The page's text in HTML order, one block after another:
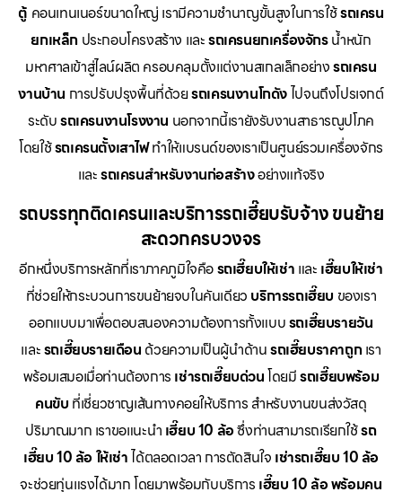
ตู้ คอนเทนเนอร์ขนาดใหญ่ เรามีความชำนาญขั้นสูงในการใช้รถเครน
ยกเหล็ก ประกอบโครงสร้าง และรถเครนยกเครื่องจักรน้ำหนัก
มหาศาลเข้าสู่ไลน์ผลิต ครอบคลุมตั้งแต่งานสเกลเล็กอย่างรถเครน
งานบ้าน การปรับปรุงพื้นที่ด้วยรถเครนงานโกดังไปจนถึงโปรเจกต์
ระดับรถเครนงานโรงงาน นอกจากนี้เรายังรับงานสาธารณูปโภค
โดยใช้รถเครนตั้งเสาไฟทำให้แบรนด์ของเราเป็นศูนย์รวมเครื่องจักร
และรถเครนสำหรับงานก่อสร้างอย่างแท้จริง
รถบรรทุกติดเครนและบริการรถเฮี๊ยบรับจ้าง ขนย้าย
สะดวกครบวงจร
อีกหนึ่งบริการหลักที่เราภาคภูมิใจคือรถเฮี๊ยบให้เช่า และ เฮี๊ยบให้เช่า
ที่ช่วยให้กระบวนการขนย้ายจบในคันเดียว บริการรถเฮี๊ยบ ของเรา
ออกแบบมาเพื่อตอบสนองความต้องการทั้งแบบรถเฮี๊ยบรายวัน
และรถเฮี๊ยบรายเดือน ด้วยความเป็นผู้นำด้านรถเฮี๊ยบราคาถูกเรา
พร้อมเสมอเมื่อท่านต้องการ เช่ารถเฮี๊ยบด่วนโดยมีรถเฮี๊ยบพร้อม
คนขับ ที่เชี่ยวชาญเส้นทางคอยให้บริการ สำหรับงานขนส่งวัสดุ
ปริมาณมาก เราขอแนะนำ เฮี๊ยบ 10 ล้อซึ่งท่านสามารถเรียกใช้รถ
เฮี๊ยบ 10 ล้อ ให้เช่าได้ตลอดเวลา การตัดสินใจ เช่ารถเฮี๊ยบ 10 ล้อ
จะช่วยทุ่นแรงได้มาก โดยมาพร้อมกับบริการ เฮี๊ยบ 10 ล้อ พร้อมคน